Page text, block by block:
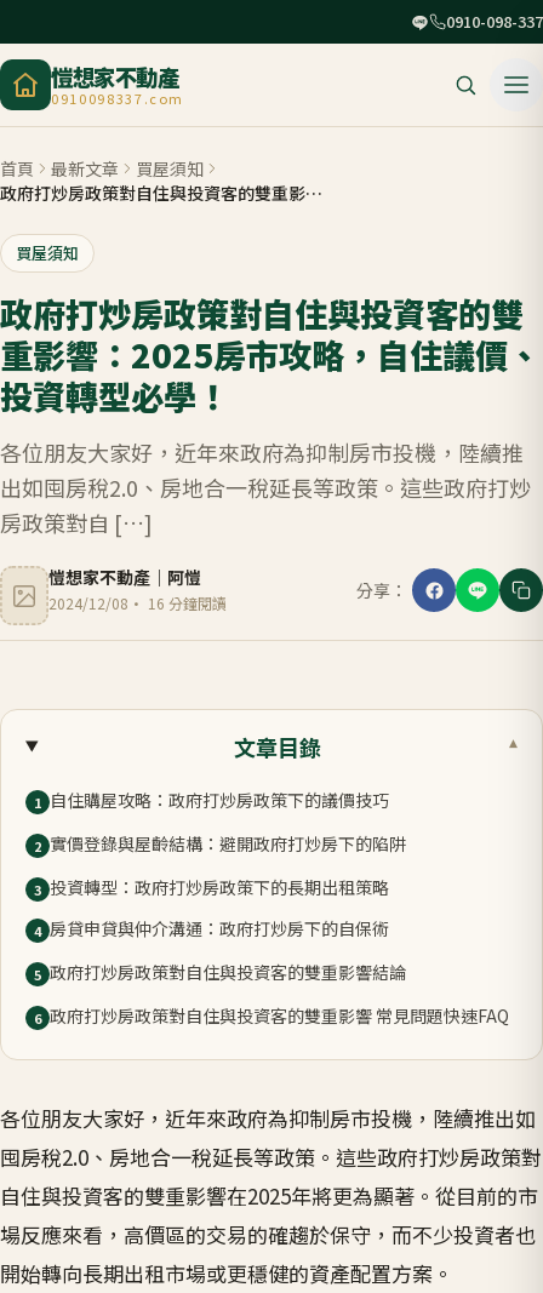
0910-098-337
愷想家不動產
0910098337.com
首頁 最新文章
買屋須知
政府打炒房政策對自住與投資客的雙重影響：2025房市攻略，自住議價、投資轉型必學！
買屋須知
政府打炒房政策對自住與投資客的雙
重影響：2025房市攻略，自住議價、
投資轉型必學！
各位朋友大家好，近年來政府為抑制房市投機，陸續推
出如囤房稅2.0、房地合一稅延長等政策。這些政府打炒
房政策對自 […]
愷想家不動產 ｜ 阿愷
2024/12/08 · 16 分鐘閱讀
分享：
文章目錄 ▾
1 自住購屋攻略：政府打炒房政策下的議價技巧
2 實價登錄與屋齡結構：避開政府打炒房下的陷阱
3 投資轉型：政府打炒房政策下的長期出租策略
4 房貸申貸與仲介溝通：政府打炒房下的自保術
5 政府打炒房政策對自住與投資客的雙重影響結論
6 政府打炒房政策對自住與投資客的雙重影響 常見問題快速FAQ
各位朋友大家好，近年來政府為抑制房市投機，陸續推出如
囤房稅2.0、房地合一稅延長等政策。這些政府打炒房政策對
自住與投資客的雙重影響在2025年將更為顯著。從目前的市
場反應來看，高價區的交易的確趨於保守，而不少投資者也
開始轉向長期出租市場或更穩健的資產配置方案。